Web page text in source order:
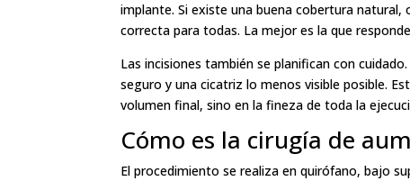
implante. Si existe una buena cobertura
correcta para todas. La mejor es la que
Las incisiones también se planifican con
seguro y una cicatriz lo menos visible posible.
volumen final, sino en la fineza de toda la
Cómo es la cirugía de
El procedimiento se realiza en quirófano, bajo